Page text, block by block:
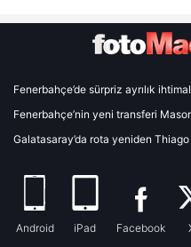
Fenerbahçe’de sürpriz ayrılık
Fenerbahçe’nin yeni transferi
Galatasaray’da rota yeniden
Android iPad Facebook